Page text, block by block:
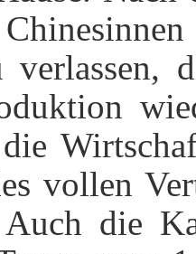
verlassen,
vollen
Auch die